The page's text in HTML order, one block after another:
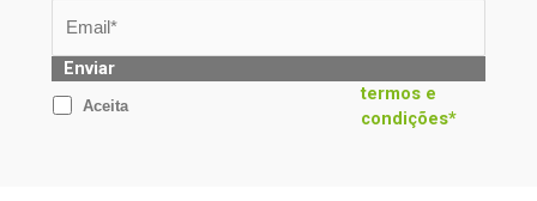
Enviar
Aceita
termos e
condições*